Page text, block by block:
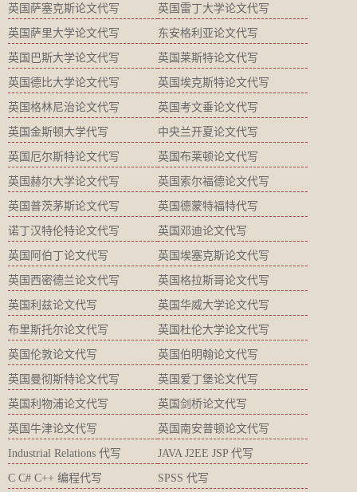
英国萨塞克斯论文代写 英国雷丁大学论文代写
英国萨里大学论文代写 东安格利亚论文代写
英国巴斯大学论文代写 英国莱斯特论文代写
英国德比大学论文代写 英国埃克斯特论文代写
英国格林尼治论文代写 英国考文垂论文代写
英国金斯顿大学代写 中央兰开夏论文代写
英国厄尔斯特论文代写 英国布莱顿论文代写
英国赫尔大学论文代写 英国索尔福德论文代写
英国普茨茅斯论文代写 英国德蒙特福特代写
诺丁汉特伦特论文代写 英国邓迪论文代写
英国阿伯丁论文代写 英国埃塞克斯论文代写
英国西密德兰论文代写 英国格拉斯哥论文代写
英国利兹论文代写 英国华威大学论文代写
布里斯托尔论文代写 英国杜伦大学论文代写
英国伦敦论文代写 英国伯明翰论文代写
英国曼彻斯特论文代写 英国爱丁堡论文代写
英国利物浦论文代写 英国剑桥论文代写
英国牛津论文代写 英国南安普顿论文代写
Industrial Relations 代写 JAVA J2EE JSP 代写
C C# C++ 编程代写 SPSS 代写